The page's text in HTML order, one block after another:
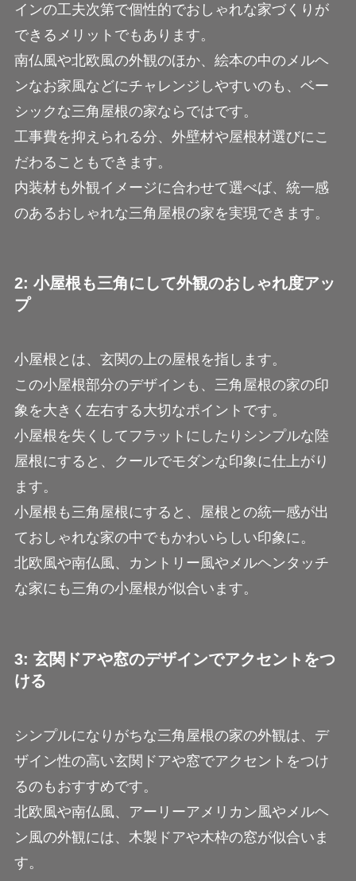
インの工夫次第で個性的でおしゃれな家づくりが
できるメリットでもあります。
南仏風や北欧風の外観のほか、絵本の中のメルヘ
ンなお家風などにチャレンジしやすいのも、ベー
シックな三角屋根の家ならではです。
工事費を抑えられる分、外壁材や屋根材選びにこ
だわることもできます。
内装材も外観イメージに合わせて選べば、統一感
のあるおしゃれな三角屋根の家を実現できます。
2: 小屋根も三角にして外観のおしゃれ度アッ
プ
小屋根とは、玄関の上の屋根を指します。
この小屋根部分のデザインも、三角屋根の家の印
象を大きく左右する大切なポイントです。
小屋根を失くしてフラットにしたりシンプルな陸
屋根にすると、クールでモダンな印象に仕上がり
ます。
小屋根も三角屋根にすると、屋根との統一感が出
ておしゃれな家の中でもかわいらしい印象に。
北欧風や南仏風、カントリー風やメルヘンタッチ
な家にも三角の小屋根が似合います。
3: 玄関ドアや窓のデザインでアクセントをつ
ける
シンプルになりがちな三角屋根の家の外観は、デ
ザイン性の高い玄関ドアや窓でアクセントをつけ
るのもおすすめです。
北欧風や南仏風、アーリーアメリカン風やメルヘ
ン風の外観には、木製ドアや木枠の窓が似合いま
す。